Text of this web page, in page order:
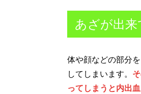
あざが出来
体や顔などの部分
してしまいます。
ってしまうと内出